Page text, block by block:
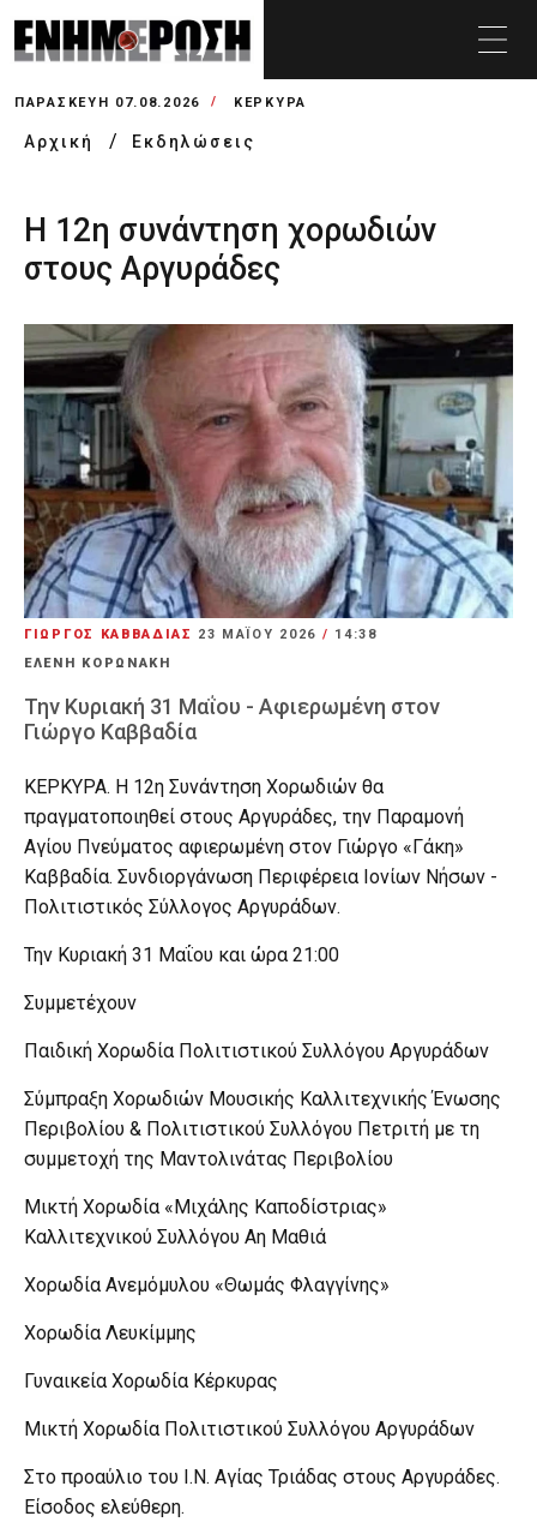
ΠΑΡΑΣΚΕΥΉ 07.08.2026 ΚΕΡΚΥΡΑ
Αρχική Εκδηλώσεις
H 12η συνάντηση χορωδιών
στους Αργυράδες
ΓΙΩΡΓΟΣ ΚΑΒΒΑΔΙΑΣ 23 ΜΑΪ́ΟΥ 2026 / 14:38
ΕΛΕΝΗ ΚΟΡΩΝΑΚΗ
Την Κυριακή 31 Μαΐου - Αφιερωμένη στον
Γιώργο Καββαδία
ΚΕΡΚΥΡΑ. Η 12η Συνάντηση Χορωδιών θα
πραγματοποιηθεί στους Αργυράδες, την Παραμονή
Αγίου Πνεύματος αφιερωμένη στον Γιώργο «Γάκη»
Καββαδία. Συνδιοργάνωση Περιφέρεια Ιονίων Νήσων -
Πολιτιστικός Σύλλογος Αργυράδων.
Την Κυριακή 31 Μαΐου και ώρα 21:00
Συμμετέχουν
Παιδική Χορωδία Πολιτιστικού Συλλόγου Αργυράδων
Σύμπραξη Χορωδιών Μουσικής Καλλιτεχνικής Ένωσης
Περιβολίου & Πολιτιστικού Συλλόγου Πετριτή με τη
συμμετοχή της Μαντολινάτας Περιβολίου
Μικτή Χορωδία «Μιχάλης Καποδίστριας»
Καλλιτεχνικού Συλλόγου Αη Μαθιά
Χορωδία Ανεμόμυλου «Θωμάς Φλαγγίνης»
Χορωδία Λευκίμμης
Γυναικεία Χορωδία Κέρκυρας
Μικτή Χορωδία Πολιτιστικού Συλλόγου Αργυράδων
Στο προαύλιο του Ι.Ν. Αγίας Τριάδας στους Αργυράδες.
Είσοδος ελεύθερη.